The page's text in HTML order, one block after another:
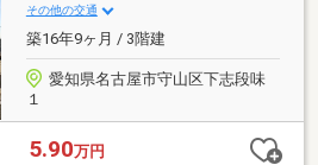
その他の交通
築16年9ヶ月 / 3階建
愛知県名古屋市守山区下志段味
１
5.90万円